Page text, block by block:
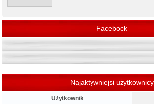
Facebook
Najaktywniejsi użytkownicy
Użytkownik